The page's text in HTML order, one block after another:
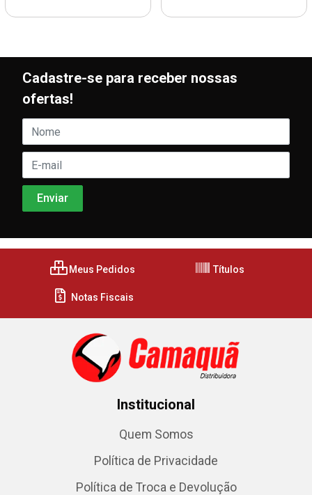
Cadastre-se para receber nossas
ofertas!
Meus Pedidos Títulos
Notas Fiscais
Institucional
Quem Somos
Política de Privacidade
Política de Troca e Devolução